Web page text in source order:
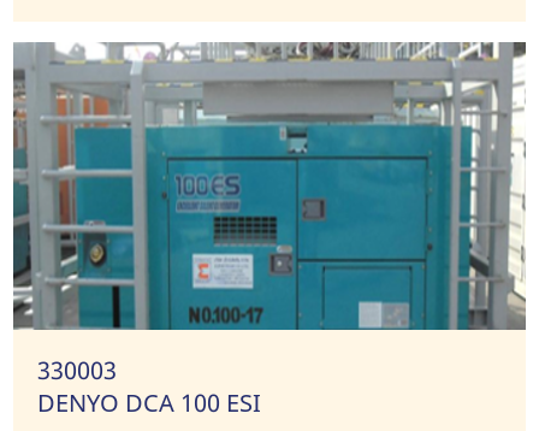
330003
DENYO DCA 100 ESI